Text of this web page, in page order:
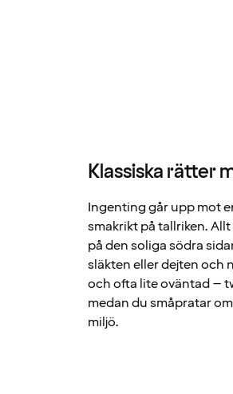
Klassiska rätter
Ingenting går upp mot
smakrikt på tallriken.
på den soliga södra
släkten eller dejten och
och ofta lite oväntad –
medan du småpratar
miljö.